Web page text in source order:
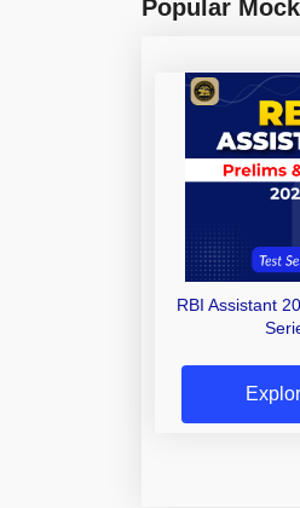
Popular
RBI Assistant